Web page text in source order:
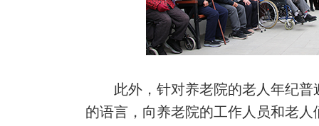
此外，针对养老院的老人年纪
的语言，向养老院的工作人员和老